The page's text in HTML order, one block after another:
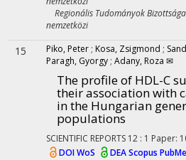
Regionális Tudományok
nemzetközi
15 Piko, Peter ; Kosa, Zsigmond ;
Paragh, Gyorgy ; Adany, Roza ✉
The profile of HDL-C
their association with
in the Hungarian
populations
SCIENTIFIC REPORTS 12 : 1 Paper:
DOIWoS DEAScopus